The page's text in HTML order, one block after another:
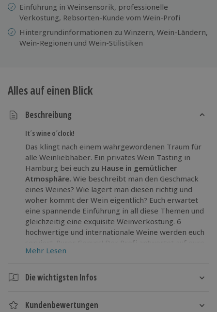
Einführung in Weinsensorik, professionelle
Verkostung, Rebsorten-Kunde vom Wein-Profi
Hintergrundinformationen zu Winzern, Wein-Ländern,
Wein-Regionen und Wein-Stilistiken
Alles auf einen Blick
Beschreibung
It´s wine o´clock!
Das klingt nach einem wahrgewordenen Traum für
alle Weinliebhaber. Ein privates Wein Tasting in
Hamburg bei euch zu Hause in gemütlicher
Atmosphäre. Wie beschreibt man den Geschmack
eines Weines? Wie lagert man diesen richtig und
woher kommt der Wein eigentlich? Euch erwartet
eine spannende Einführung in all diese Themen und
gleichzeitig eine exquisite Weinverkostung. 6
hochwertige und internationale Weine werden euch
serviert. Purer Genuss! Der Profi antwortet auf eure
individuellen Fragen und es bleibt genügend Zeit,
exklusiven Wein Tasting in Hamburg. Spaß ist
Mehr Lesen
Die wichtigsten Infos
Plane rund 2 Stunden ein.
Kundenbewertungen